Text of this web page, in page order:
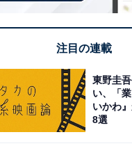
注目の連載
東野圭
い、「
いかわ
8選